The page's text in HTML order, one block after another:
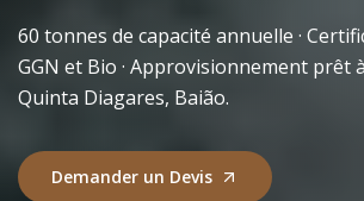
60 tonnes de capacité annuelle ·
GGN et Bio · Approvisionnement prêt
Quinta Diagares, Baião.
Demander un Devis